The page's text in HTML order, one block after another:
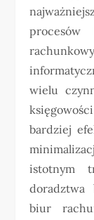
wielu
bardziej
istotnym
doradztwa
biur